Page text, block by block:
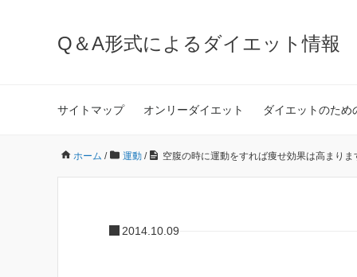
Q＆A形式によるダイエット情報
サイトマップ オンリーダイエット ダイエットのため
ホーム / 運動 / 空腹の時に運動をすれば痩せ効果は高まりま
2014.10.09